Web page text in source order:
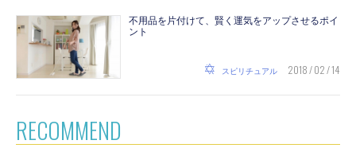
不用品を片付けて、賢く運気をアップさせるポイ
ント
スピリチュアル 2018 / 02 / 14
RECOMMEND